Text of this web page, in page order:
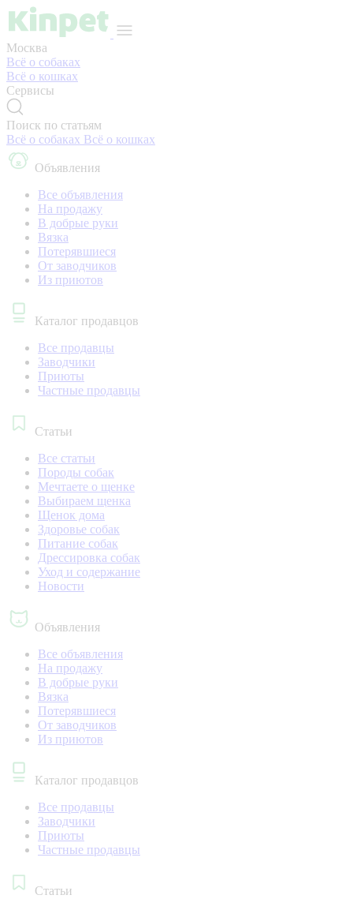
Москва
Всё о собаках
Всё о кошках
Сервисы
Поиск по статьям
Всё о собаках Всё о кошках
Объявления
Все объявления
На продажу
В добрые руки
Вязка
Потерявшиеся
От заводчиков
Из приютов
Каталог продавцов
Все продавцы
Заводчики
Приюты
Частные продавцы
Статьи
Все статьи
Породы собак
Мечтаете о щенке
Выбираем щенка
Щенок дома
Здоровье собак
Питание собак
Дрессировка собак
Уход и содержание
Новости
Объявления
Все объявления
На продажу
В добрые руки
Вязка
Потерявшиеся
От заводчиков
Из приютов
Каталог продавцов
Все продавцы
Заводчики
Приюты
Частные продавцы
Статьи